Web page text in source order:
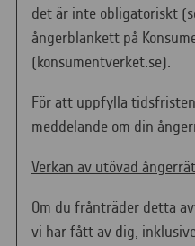
det är inte obligatoriskt
ångerblankett på
(konsumentverket.se).
För att uppfylla
meddelande om din
Verkan av utövad
Om du frånträder detta
vi har fått av dig,